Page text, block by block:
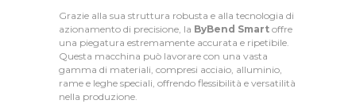
Grazie alla sua struttura robusta e alla tecnologia di
azionamento di precisione, la ByBend Smart offre
una piegatura estremamente accurata e ripetibile.
Questa macchina può lavorare con una vasta
gamma di materiali, compresi acciaio, alluminio,
rame e leghe speciali, offrendo flessibilità e versatilità
nella produzione.